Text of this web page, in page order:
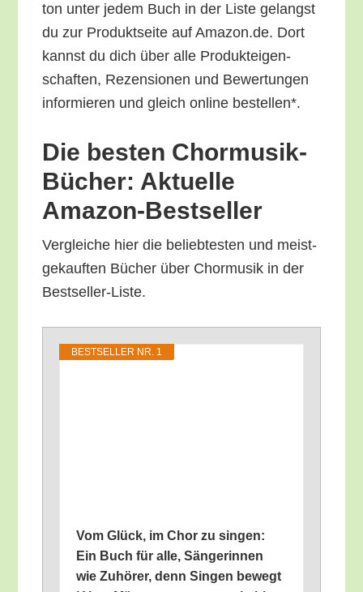
ton unter jedem Buch in der Lis­te gelangst
du zur Pro­dukt­sei­te auf Amazon.de. Dort
kannst du dich über alle Pro­duk­tei­gen­
schaf­ten, Rezen­sio­nen und Bewer­tun­gen
infor­mie­ren und gleich online bestellen*.
Die bes­ten Chor­mu­sik-
Bücher: Aktu­el­le
Amazon-Bestseller
Ver­glei­che hier die belieb­tes­ten und meist­
ge­kauf­ten Bücher über Chor­mu­sik in der
Bestseller-Liste.
BEST­SEL­LER NR. 1
Vom Glück, im Chor zu sin­gen:
Ein Buch für alle, Sän­ge­rin­nen
wie Zuhö­rer, denn Sin­gen bewegt